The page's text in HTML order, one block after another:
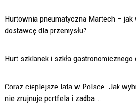
Hurtownia pneumatyczna Martech – jak
dostawcę dla przemysłu?
Hurt szklanek i szkła
Coraz cieplejsze lata w Polsce. Jak
nie zrujnuje portfela i zadba...